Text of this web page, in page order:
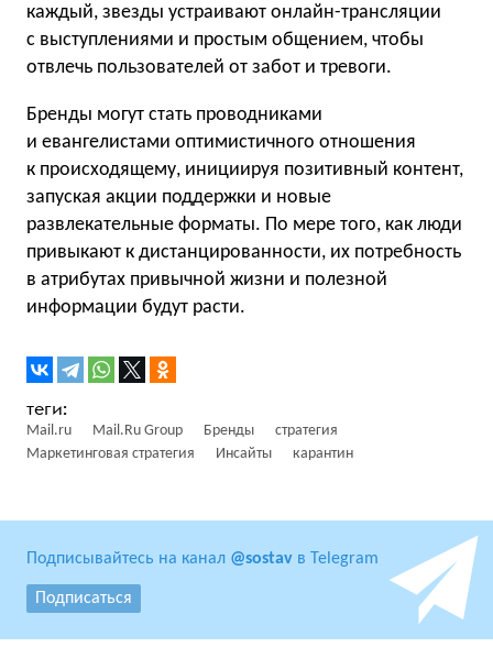
каждый, звезды устраивают онлайн-трансляции
с выступлениями и простым общением, чтобы
отвлечь пользователей от забот и тревоги.
Бренды могут стать проводниками
и евангелистами оптимистичного отношения
к происходящему, инициируя позитивный контент,
запуская акции поддержки и новые
развлекательные форматы. По мере того, как люди
привыкают к дистанцированности, их потребность
в атрибутах привычной жизни и полезной
информации будут расти.
Mail.ru Mail.Ru Group Бренды
стратегия
Маркетинговая стратегия
Инсайты карантин
Подписывайтесь на канал @sostav в Telegram
Подписаться